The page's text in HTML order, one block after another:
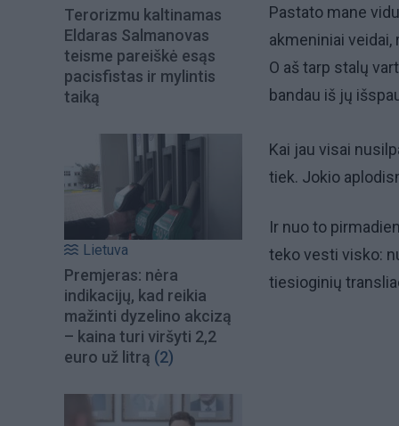
Terorizmu kaltinamas
Eldaras Salmanovas
teisme pareiškė esąs
pacisfistas ir mylintis
taiką
Lietuva
Premjeras: nėra
indikacijų, kad reikia
mažinti dyzelino akcizą
– kaina turi viršyti 2,2
euro už litrą (2)
Pastato mane
akmeniniai veidai,
O aš tarp stalų
bandau iš jų
Kai jau visai
tiek. Jokio
Ir nuo to
teko vesti visko:
tiesioginių